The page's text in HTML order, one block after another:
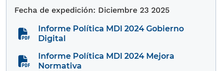
Diciembre 23 2025
Informe Política MDI 2024 Gobierno
Digital
Informe Política MDI 2024 Mejora
Normativa